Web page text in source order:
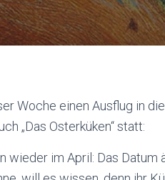
Woche einen Ausflug in
„Das Osterküken“ statt:
wieder im April: Das